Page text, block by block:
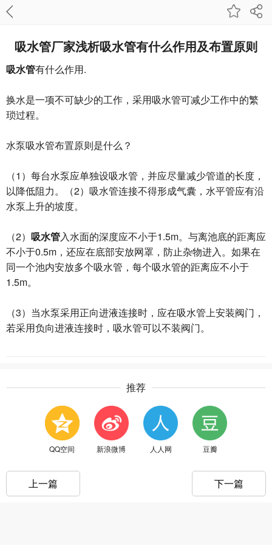
吸水管厂家浅析吸水管有什么作用及布置原则
吸水管有什么作用.
换水是一项不可缺少的工作，采用吸水管可减少工作中的繁
琐过程。
水泵吸水管布置原则是什么？
（1）每台水泵应单独设吸水管，并应尽量减少管道的长度，
以降低阻力。（2）吸水管连接不得形成气囊，水平管应有沿
水泵上升的坡度。
（2） 吸水管入水面的深度应不小于1.5m。与离池底的距离应
不小于0.5m，还应在底部安放网罩，防止杂物进入。如果在
同一个池内安放多个吸水管，每个吸水管的距离应不小于
1.5m。
（3）当水泵采用正向进液连接时，应在吸水管上安装阀门，
若采用负向进液连接时，吸水管可以不装阀门。
推荐
QQ空间 新浪微博 人人网 豆瓣
上一篇 下一篇